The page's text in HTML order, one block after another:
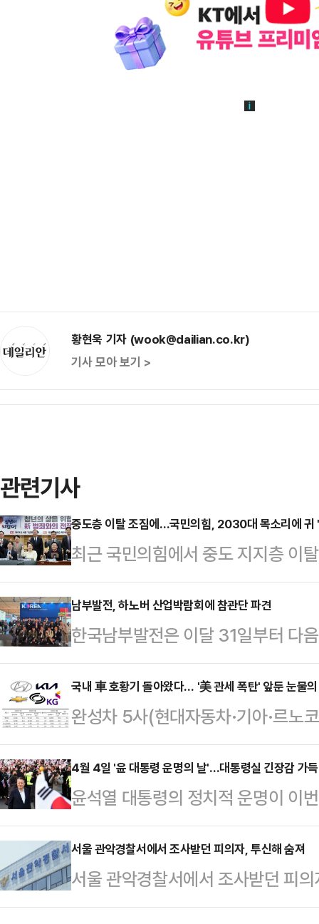
황현욱 기자 (wook@dailian.co.kr)
기사 모아 보기 >
관련기사
중도층 이탈 조짐에…국민의힘, 2030대 목소리에 귀
최근 국민의힘에서 중도 지지층 이
층 비중이 큰 청년들의 목소리를 직
이러한 행보가 중도층 지지도 하락
에너지경제신문 의뢰로 지난
한 여론조사에 따르면, 자신의 이념
52.1%는 더불어민주당을, 26.2%
주일 전과 비교하면 중도층의 민주
6.8%p 줄었다.중…
남부발전, 하노버 산업박람회에 참관단 파견
한국남부발전은 이달 31일부터 다
노버 산업박람회 2025'에 임직원
노버 산업박람회는 매년 약 60개
이상의 관람객이 찾는 세계 최대 규
'Energizing a Sustainable
등 최신 기술 솔루션이 중점적으로
에 발전, 안전, ICT 등 분야별 전문
국내 車 호황기 돌아왔다… '美 관세 폭탄' 앞둔 눈물
완성차 5사(현대자동차·기아·르노
장에서 두 달 연속 판매 성장에 성
모양새다. 연초부터 쏟아진 각종 신
보조금 등에 힘입어 1분기부터 신
경우에도 3월까지 전반적으로 높은
게 마무리했다. 이달 3일부터 미국
출량 변동이 불가피하기 때문이다.
한국GM의 변동이 클 …
4월 4일 '윤 대통령 운명의 날'…대통령실 긴장감 가득
윤석열 대통령의 정치적 운명이 이
오전 11시 헌재 대심판정에서 윤
1일 밝혔다. 국회에서 탄핵소추안
38일 만이다.대통령실 관계자는 이
과 마찬가지로 차분하게 헌재의 결
서울 관악경찰서에서 조사받던 피의자, 투신해 숨져
서울 관악경찰서에서 조사받던 피
건이 발생했다.1일 경찰에 따르면